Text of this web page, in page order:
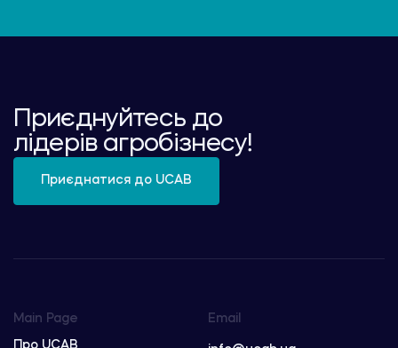
Приєднуйтесь до
лідерів агробізнесу!
Приєднатися до UCAB
Main Page
Про UCAB
Email